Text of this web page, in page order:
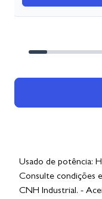
Usado de potência:
Consulte condições
CNH Industrial. -